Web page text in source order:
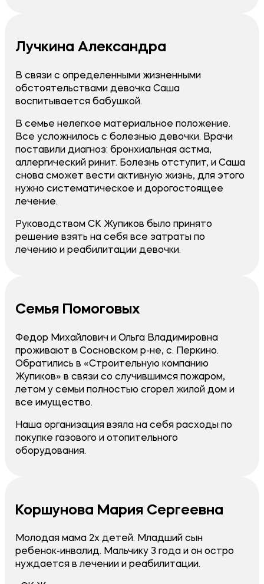
Лучкина Александра
В связи с определенными жизненными
обстоятельствами девочка Саша
воспитывается бабушкой.
В семье нелегкое материальное положение.
Все усложнилось с болезнью девочки. Врачи
поставили диагноз: бронхиальная астма,
аллергический ринит. Болезнь отступит, и Саша
снова сможет вести активную жизнь, для этого
нужно систематическое и дорогостоящее
лечение.
Руководством СК Жупиков было принято
решение взять на себя все затраты по
лечению и реабилитации девочки.
Семья Помоговых
Федор Михайлович и Ольга Владимировна
проживают в Сосновском р-не, с. Перкино.
Обратились в «Строительную компанию
Жупиков» в связи со случившимся пожаром,
летом у семьи полностью сгорел жилой дом и
все имущество.
Наша организация взяла на себя расходы по
покупке газового и отопительного
оборудования.
Коршунова Мария Сергеевна
Молодая мама 2х детей. Младший сын
ребенок-инвалид. Мальчику 3 года и он остро
нуждается в лечении и реабилитации.